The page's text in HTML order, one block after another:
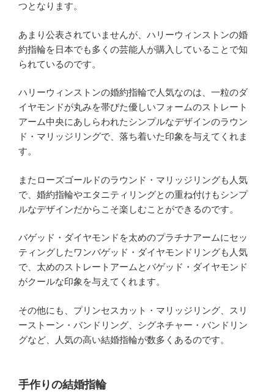
つとなります。
あまり公表されていませんが、ハリーウィンストンの婚
約指輪を日本でも多くの芸能人が購入していることで知
られているのです。
ハリーウィンストンの婚約指輪で人気なのは、一粒のダ
イヤモンドが丸みを帯びた優しいフォームのストレート
アーム中央にあしらわれたシンプルなデザインのラウン
ド・マリッジリングで、落ち着いた印象を与えてくれま
す。
またローズゴールドのラウンド・マリッジリングも人気
で、婚約指輪やエタニティリングとの重ね付けもシンプ
ルなデザインだからこそ楽しむことができるのです。
バゲッド・ダイヤモンドを太めのプラチナアームにセッ
ティングしたワンバゲッド・ダイヤモンドリングも人気
で、太めのストレートアームとバゲッド・ダイヤモンド
がクールな印象を与えてくれます。
その他にも、プリンセスカット・マリッジリング、スリ
ーストーン・バンドリング、シグネチャー・バンドリン
グなど、人気の高い結婚指輪が数多くあるのです。
手作りの結婚指輪